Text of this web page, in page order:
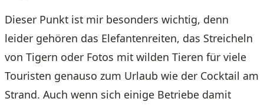
Dieser Punkt ist mir besonders wichtig, denn
leider gehören das Elefantenreiten, das Streicheln
von Tigern oder Fotos mit wilden Tieren für viele
Touristen genauso zum Urlaub wie der Cocktail am
Strand. Auch wenn sich einige Betriebe damit